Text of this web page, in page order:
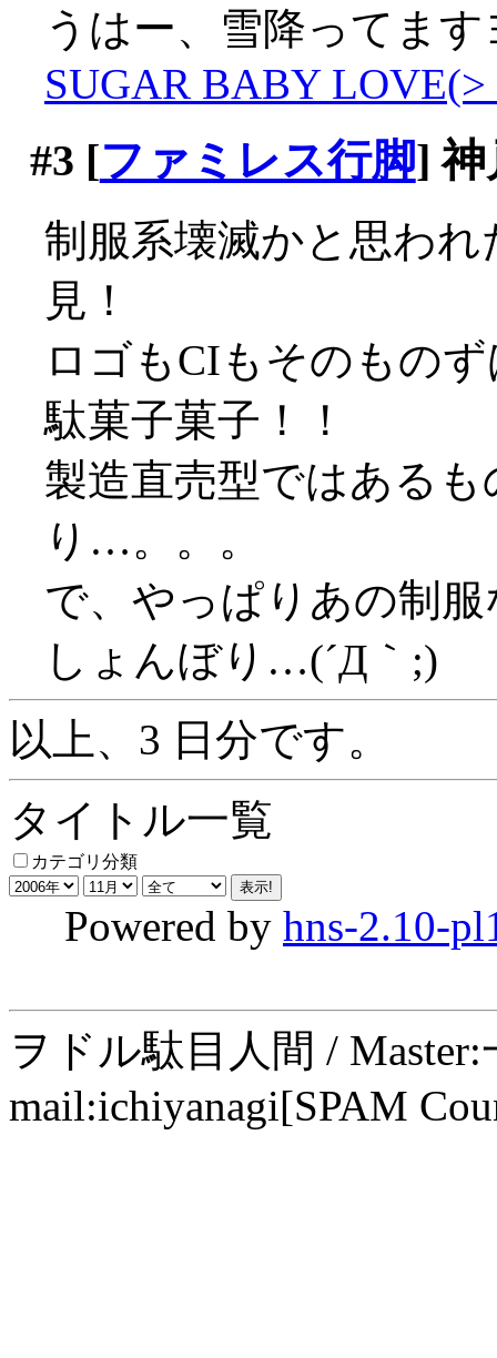
うはー、雪降ってま
SUGAR BABY
#3 [ファミレス行脚] 神
制服系壊滅かと思わ
見！
ロゴもCIもそのもの
駄菓子菓子！！
製造直売型ではある
り…。。。
で、やっぱりあの制
しょんぼり…(´Д｀;)
以上、3 日分です。
タイトル一覧
カテゴリ分類
Powered by hns-2.10-
ヲドル駄目人間 /
mail:ichiyanagi[SPAM